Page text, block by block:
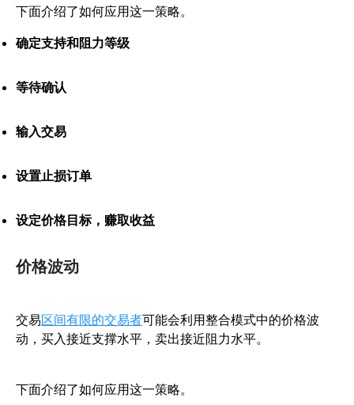
下面介绍了如何应用这一策略。
确定支持和阻力等级
等待确认
输入交易
设置止损订单
设定价格目标，赚取收益
价格波动
交易区间有限的交易者可能会利用整合模式中的价格波
动，买入接近支撑水平，卖出接近阻力水平。
下面介绍了如何应用这一策略。